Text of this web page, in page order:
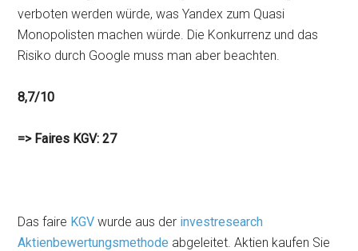
verboten werden würde, was Yandex zum Quasi
Monopolisten machen würde. Die Konkurrenz und das
Risiko durch Google muss man aber beachten.
8,7/10
=> Faires KGV: 27
Das faire KGV wurde aus der investresearch
Aktienbewertungsmethode abgeleitet. Aktien kaufen Sie